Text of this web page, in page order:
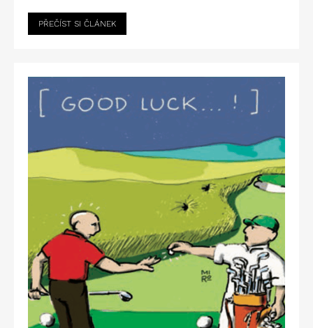
PŘEČÍST SI ČLÁNEK